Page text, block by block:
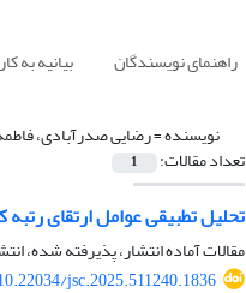
راهنمای نویسندگان بیانیه
نویسنده =رضایی صدرآبادی،
تعداد مقالات: 1
تحلیل تطبیقی عوامل ارتقای
مقالات آماده انتشار، پذیرفته شده،
jsc.2025.511240.1836